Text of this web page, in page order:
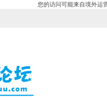
您的访问可能来自境外运